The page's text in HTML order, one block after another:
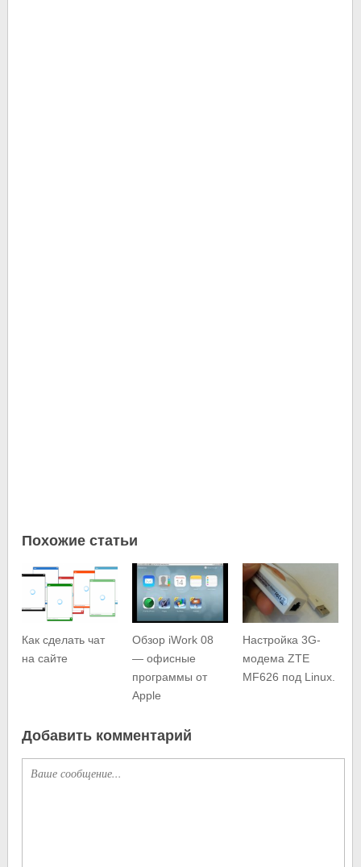
Похожие статьи
Как сделать чат
на сайте
Обзор iWork 08
— офисные
программы от
Apple
Настройка 3G-
модема ZTE
MF626 под Linux.
Добавить комментарий